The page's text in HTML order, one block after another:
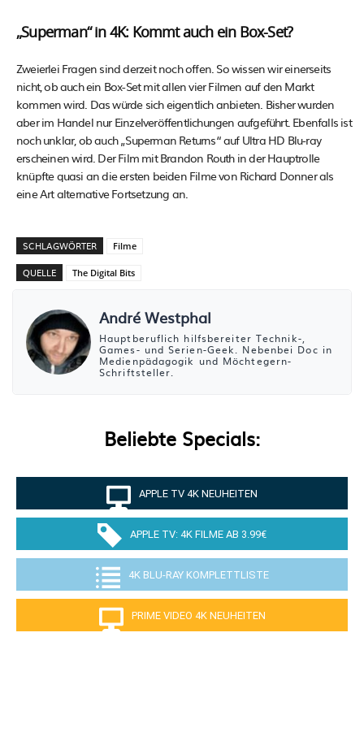
„Superman“ in 4K: Kommt auch ein Box-Set?
Zweierlei Fragen sind derzeit noch offen. So wissen wir einerseits
nicht, ob auch ein Box-Set mit allen vier Filmen auf den Markt
kommen wird. Das würde sich eigentlich anbieten. Bisher wurden
aber im Handel nur Einzelveröffentlichungen aufgeführt. Ebenfalls ist
noch unklar, ob auch „Superman Returns“ auf Ultra HD Blu-ray
erscheinen wird. Der Film mit Brandon Routh in der Hauptrolle
knüpfte quasi an die ersten beiden Filme von Richard Donner als
eine Art alternative Fortsetzung an.
SCHLAGWÖRTER Filme
QUELLE The Digital Bits
André Westphal
Hauptberuflich hilfsbereiter Technik-,
Games- und Serien-Geek. Nebenbei Doc in
Medienpädagogik und Möchtegern-
Schriftsteller.
Beliebte Specials:
APPLE TV 4K NEUHEITEN
APPLE TV: 4K FILME AB 3.99€
4K BLU-RAY KOMPLETTLISTE
PRIME VIDEO 4K NEUHEITEN